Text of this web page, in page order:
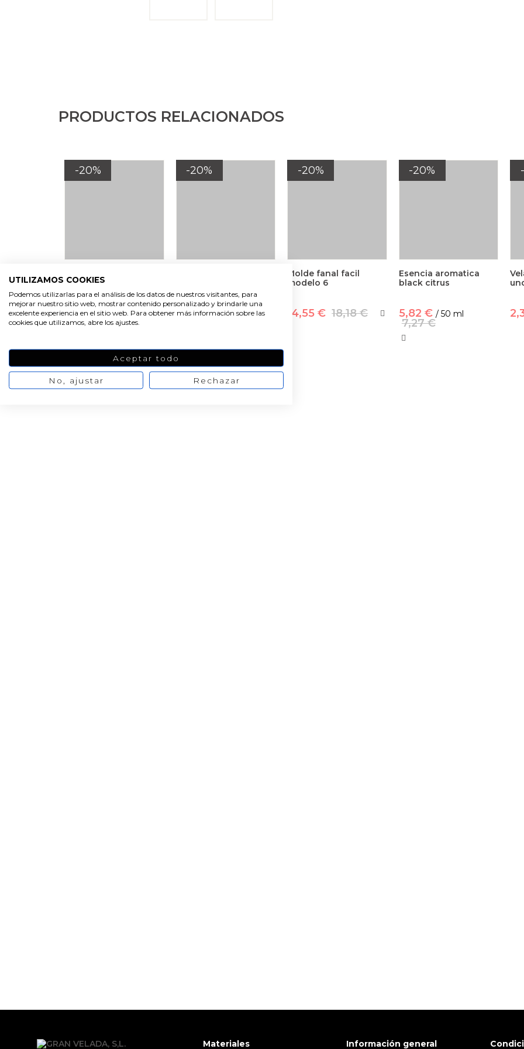
PRODUCTOS RELACIONADOS
-20%
purple clam 1 kg
4,00 € 5,00 €
-20%
3,27 € / 30 cc
-20%
Molde fanal facil
modelo 6
14,55 € 18,18 €
-20%
Esencia aromatica
black citrus
5,82 € / 50 ml
7,27 €
Materiales Información general
UTILIZAMOS COOKIES
Podemos utilizarlas para el análisis de los datos de nuestros visitantes, para
mejorar nuestro sitio web, mostrar contenido personalizado y brindarle una
excelente experiencia en el sitio web. Para obtener más información sobre las
cookies que utilizamos, abre los ajustes.
Aceptar todo
No, ajustar Rechazar